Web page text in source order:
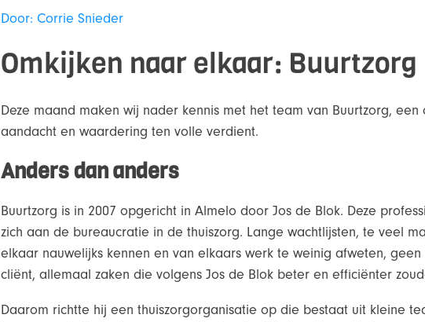
Door: Corrie Snieder
Omkijken naar elkaar: Buurtzorg
Deze maand maken wij nader kennis met het team van Buurtzorg,
aandacht en waardering ten volle verdient.
Anders dan anders
Buurtzorg is in 2007 opgericht in Almelo door Jos de Blok. Deze
zich aan de bureaucratie in de thuiszorg. Lange wachtlijsten, te veel
elkaar nauwelijks kennen en van elkaars werk te weinig afweten,
cliënt, allemaal zaken die volgens Jos de Blok beter en efficiënter
Daarom richtte hij een thuiszorgorganisatie op die bestaat uit kleine